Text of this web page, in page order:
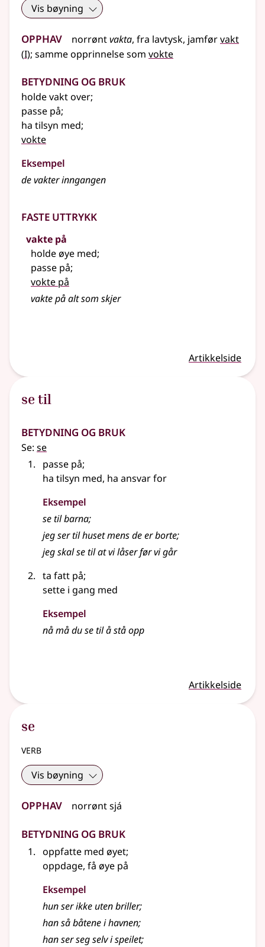
Vis bøyning
Opphav norrøntvakta, fra lavtysk, jamførvakt
(1
I); samme opprinnelse som vokte
Betydning og bruk
holde vakt over;
passe på;
ha tilsyn med;
vokte
Eksempel
de vakter inngangen
Faste uttrykk
vakte på
holde øye med;
passe på;
vokte på
vaktepå alt som skjer
Artikkelside
se til
Betydning og bruk
Se: se
passe på;
ha tilsyn med, ha ansvar for
Eksempel
se til barna;
jeg ser til huset mens de er borte;
jeg skal se til at vi låser før vi går
ta fatt på;
sette i gang med
Eksempel
nå må du se til å stå opp
Artikkelside
se
verb
Vis bøyning
Opphav norrøntsjá
Betydning og bruk
oppfatte med øyet;
oppdage, få øye på
Eksempel
hun ser ikke uten briller;
han så båtene i havnen;
han ser seg selv i speilet;